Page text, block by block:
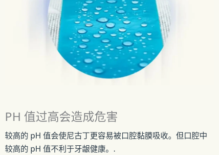
PH 值过高会造成危害
较高的 pH 值会使尼古丁更容易被口腔黏膜吸收。但口腔中
较高的 pH 值不利于牙龈健康。.